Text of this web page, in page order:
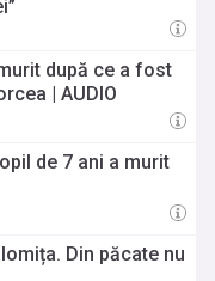
după ce a fost
| AUDIO
de 7 ani a murit
Din păcate nu